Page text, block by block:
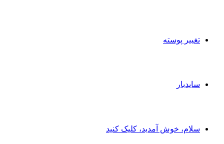
تغییر پوسته
سایدبار
سلام، خوش آمدید، کلیک کنید